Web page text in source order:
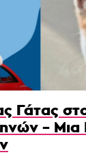
Γάτας
–